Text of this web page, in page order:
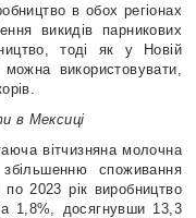
в обох регіонах
викидів парникових
тоді як у Новій
використовувати,
в Мексиці
вітчизняна молочна
споживання
2023 рік виробництво
1,8%, досягнувши 13,3